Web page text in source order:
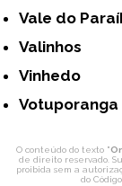
Vale do
Valinhos
Vinhedo
Votuporanga
O conteúdo do texto "
de direito reservado.
proibida sem a
do